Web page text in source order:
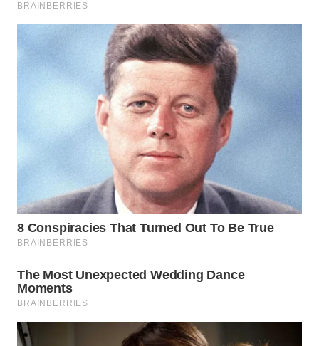
WN
KUNINGAN
SUKABUMI
WN
PURWAKARTA
WN
PRIANGAN
TIMUR